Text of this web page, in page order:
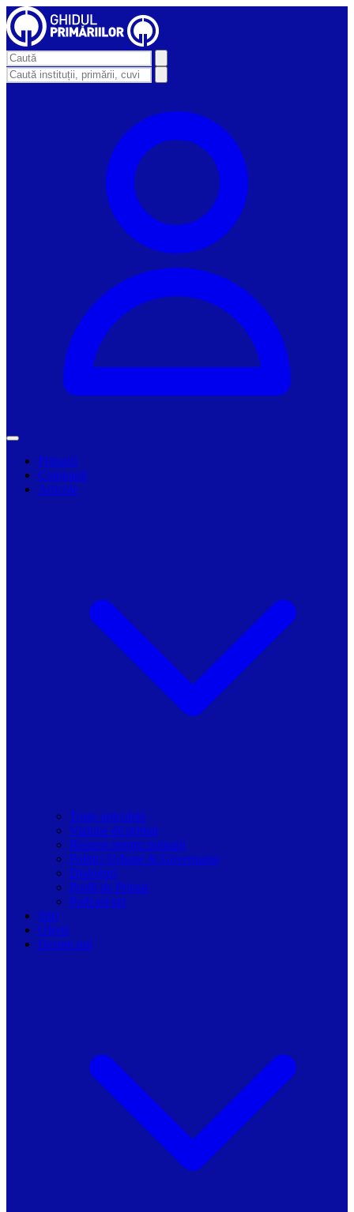
Primarii
Companii
Articole
Toate articolele
Viziune de primar
Resurse pentru primarii
Politici Urbane & Guvernanta
Dialoguri
Profil de Primar
Podcast-uri
Stiri
Oferte
Despre noi